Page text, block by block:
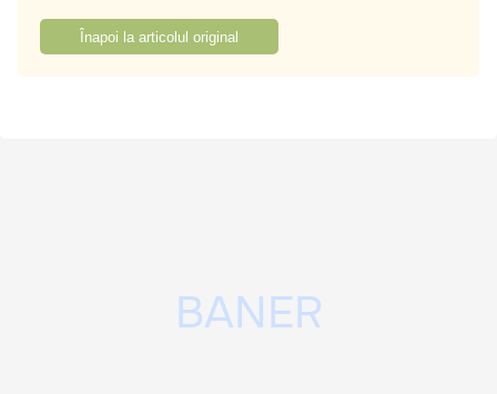
Înapoi la articolul original